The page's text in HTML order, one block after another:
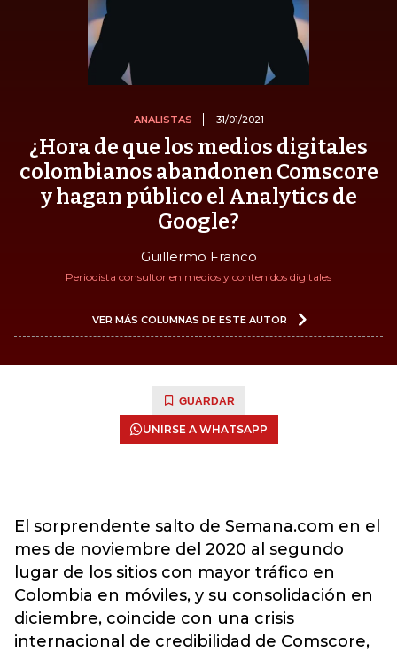
ANALISTAS 31/01/2021
¿Hora de que los medios digitales
colombianos abandonen Comscore
y hagan público el Analytics de
Google?
Guillermo Franco
Periodista consultor en medios y contenidos digitales
VER MÁS COLUMNAS DE ESTE AUTOR
GUARDAR
UNIRSE A WHATSAPP
El sorprendente salto de Semana.com en el
mes de noviembre del 2020 al segundo
lugar de los sitios con mayor tráfico en
Colombia en móviles, y su consolidación en
diciembre, coincide con una crisis
internacional de credibilidad de Comscore,